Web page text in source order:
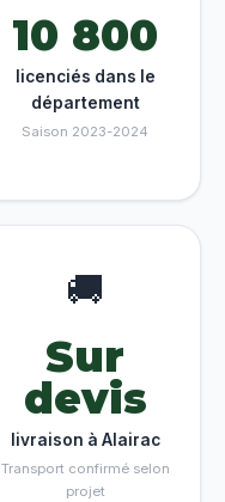
10 800
licenciés dans le
département
Saison 2023-2024
🚚
Sur
devis
livraison à Alairac
Transport confirmé selon
projet